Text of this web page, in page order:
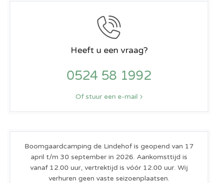
Heeft u een vraag?
0524 58 1992
Of stuur een e-mail
Boomgaardcamping de Lindehof is geopend van 17
april t/m 30 september in 2026. Aankomsttijd is
vanaf 12.00 uur, vertrektijd is vóór 12.00 uur. Wij
verhuren geen vaste seizoenplaatsen.